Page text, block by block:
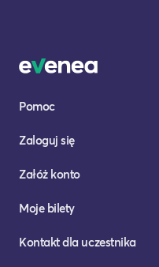
Pomoc
Zaloguj się
Załóż konto
Moje bilety
Kontakt dla uczestnika